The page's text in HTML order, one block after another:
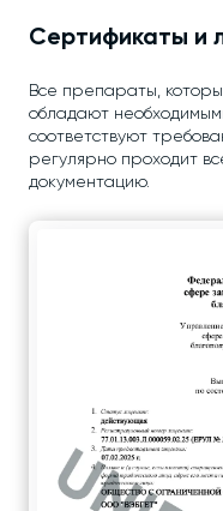
Сертификаты и
Все препараты,
обладают
соответствуют
регулярно проходит
документацию.